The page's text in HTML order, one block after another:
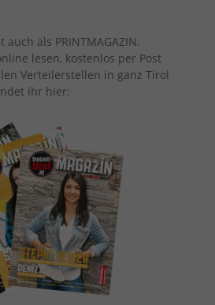
als PRINTMAGAZIN.
lesen, kostenlos per Post
Verteilerstellen in ganz Tirol
ihr hier: